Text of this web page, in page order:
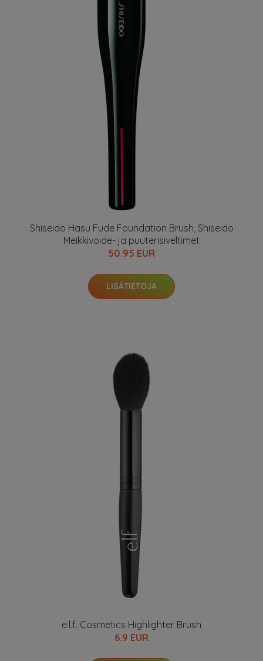
Shiseido Hasu Fude Foundation Brush, Shiseido
Meikkivoide- ja puuterisiveltimet
50.95 EUR
LISÄTIETOJA
e.l.f. Cosmetics Highlighter Brush
6.9 EUR